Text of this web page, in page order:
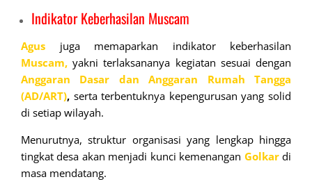
Indikator Keberhasilan Muscam
Agus juga memaparkan indikator keberhasilan
Muscam, yakni terlaksananya kegiatan sesuai dengan
Anggaran Dasar dan Anggaran Rumah Tangga
(AD/ART), serta terbentuknya kepengurusan yang solid
di setiap wilayah.
Menurutnya, struktur organisasi yang lengkap hingga
tingkat desa akan menjadi kunci kemenangan Golkardi
masa mendatang.